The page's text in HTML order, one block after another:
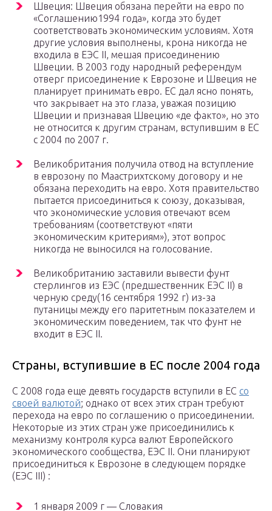
Швеция: Швеция обязана перейти на евро по
«Соглашению1994 года», когда это будет
соответствовать экономическим условиям. Хотя
другие условия выполнены, крона никогда не
входила в ЕЭС II, мешая присоединению
Швеции. В 2003 году народный референдум
отверг присоединение к Еврозоне и Швеция не
планирует принимать евро. ЕС дал ясно понять,
что закрывает на это глаза, уважая позицию
Швеции и признавая Швецию «де факто», но это
не относится к другим странам, вступившим в ЕС
с 2004 по 2007 г.
Великобритания получила отвод на вступление
в еврозону по Маастрихтскому договору и не
обязана переходить на евро. Хотя правительство
пытается присоединиться к союзу, доказывая,
что экономические условия отвечают всем
требованиям (соответствуют «пяти
экономическим критериям»), этот вопрос
никогда не выносился на голосование.
Великобританию заставили вывести фунт
стерлингов из ЕЭС (предшественник ЕЭС II) в
черную среду(16 сентября 1992 г) из-за
путаницы между его паритетным показателем и
экономическим поведением, так что фунт не
входит в ЕЭС II.
Страны, вступившие в ЕС после 2004 года
С 2008 года еще девять государств вступили в ЕС со
своей валютой; однако от всех этих стран требуют
перехода на евро по соглашению о присоединении.
Некоторые из этих стран уже присоединились к
механизму контроля курса валют Европейского
экономического сообщества, ЕЭС II. Они планируют
присоединиться к Еврозоне в следующем порядке
(ЕЭС III) :
1 января 2009 г — Словакия